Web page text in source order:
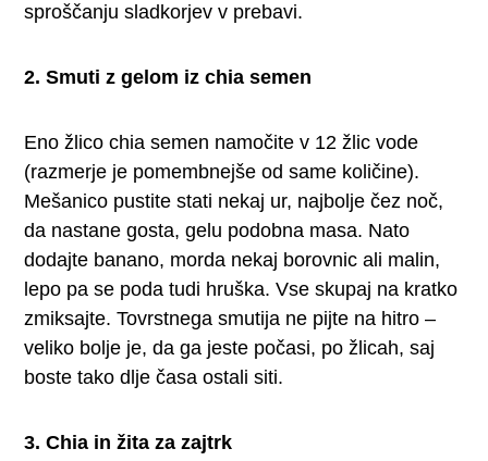
sproščanju sladkorjev v prebavi.
2. Smuti z gelom iz chia semen
Eno žlico chia semen namočite v 12 žlic vode
(razmerje je pomembnejše od same količine).
Mešanico pustite stati nekaj ur, najbolje čez noč,
da nastane gosta, gelu podobna masa. Nato
dodajte banano, morda nekaj borovnic ali malin,
lepo pa se poda tudi hruška. Vse skupaj na kratko
zmiksajte. Tovrstnega smutija ne pijte na hitro –
veliko bolje je, da ga jeste počasi, po žlicah, saj
boste tako dlje časa ostali siti.
3. Chia in žita za zajtrk